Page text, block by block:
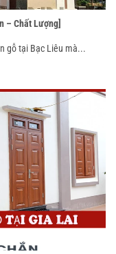
– Chất Lượng]
gỗ tại Bạc Liêu mà...